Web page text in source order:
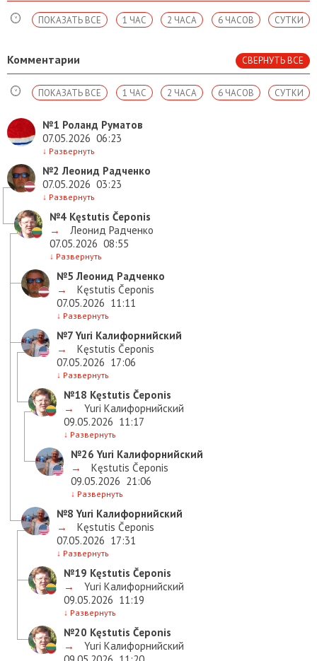
СУТКИ
6 ЧАСОВ
2 ЧАСА
1 ЧАС
ПОКАЗАТЬ ВСЕ
Комментарии СВЕРНУТЬ ВСЕ
СУТКИ
6 ЧАСОВ
2 ЧАСА
1 ЧАС
ПОКАЗАТЬ ВСЕ
№1 Роланд Руматов
07.05.2026 06:23
↓ Развернуть
№2 Леонид Радченко
07.05.2026 03:23
↓ Развернуть
№4 Kęstutis Čeponis
→
Леонид Радченко
07.05.2026 08:55
↓ Развернуть
№5 Леонид Радченко
→
Kęstutis Čeponis
07.05.2026 11:11
↓ Развернуть
№7Yuri Калифорнийский
→
Kęstutis Čeponis
07.05.2026 17:06
↓ Развернуть
№18 Kęstutis Čeponis
→
Yuri Калифорнийский
09.05.2026 11:17
↓ Развернуть
№26 Yuri Калифорнийский
→
Kęstutis Čeponis
09.05.2026 21:06
↓ Развернуть
№8 Yuri Калифорнийский
→
Kęstutis Čeponis
07.05.2026 17:31
↓ Развернуть
№19 Kęstutis Čeponis
→
Yuri Калифорнийский
09.05.2026 11:19
↓ Развернуть
№20 Kęstutis Čeponis
→
Yuri Калифорнийский